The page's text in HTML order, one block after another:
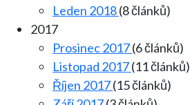
Leden 2018(8 článků)
2017
Prosinec 2017(6 článků)
Listopad 2017(11 článků)
Říjen 2017(15 článků)